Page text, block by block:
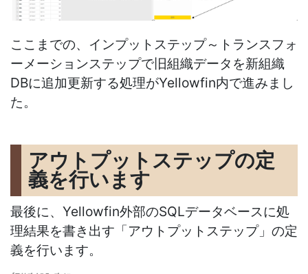
ここまでの、インプットステップ～トランスフォ
ーメーションステップで旧組織データを新組織
DBに追加更新する処理がYellowfin内で進みまし
た。
アウトプットステップの定
義を行います
最後に、Yellowfin外部のSQLデータベースに処
理結果を書き出す「アウトプットステップ」の定
義を行います。